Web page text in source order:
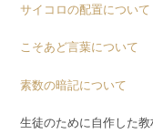
サイコロの配置について
こそあど言葉について
素数の暗記について
生徒のために自作した